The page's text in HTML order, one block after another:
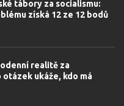
tábory za socialismu:
získá 12 ze 12 bodů
realitě za
otázek ukáže, kdo má